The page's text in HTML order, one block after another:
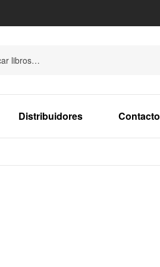
Distribuidores Contacto